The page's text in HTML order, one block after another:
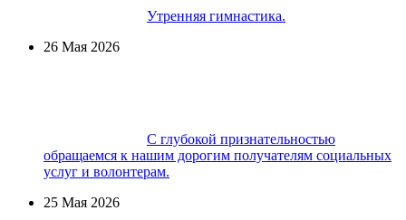
Утренняя гимнастика.
26 Мая 2026
С глубокой признательностью
обращаемся к нашим дорогим получателям социальных
услуг и волонтерам.
25 Мая 2026